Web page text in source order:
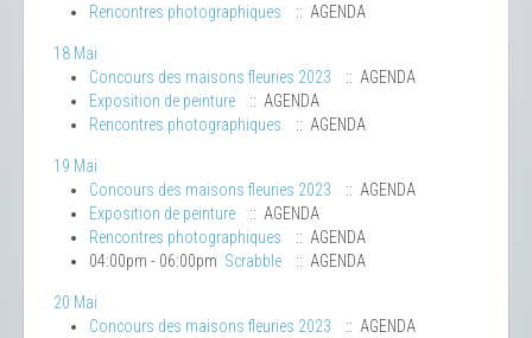
Rencontres photographiques
:: AGENDA
18 Mai
Concours des maisons fleuries 2023
:: AGENDA
Exposition de peinture
:: AGENDA
Rencontres photographiques
:: AGENDA
19 Mai
Concours des maisons fleuries 2023
:: AGENDA
Exposition de peinture
:: AGENDA
Rencontres photographiques
:: AGENDA
04:00pm - 06:00pm Scrabble :: AGENDA
20 Mai
Concours des maisons fleuries 2023
:: AGENDA